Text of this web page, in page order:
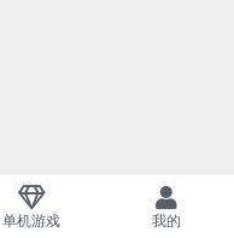
单机游戏 我的